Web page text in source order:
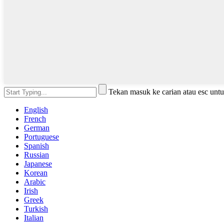
Tekan masuk ke carian atau esc
English
French
German
Portuguese
Spanish
Russian
Japanese
Korean
Arabic
Irish
Greek
Turkish
Italian